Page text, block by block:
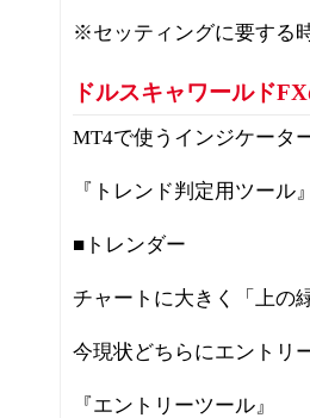
※セッティングに要する
ドルスキャワールド
MT4で使うインジケータ
『トレンド判定用ツール』
■トレンダー
チャートに大きく「上の
今現状どちらにエントリ
『エントリーツール』